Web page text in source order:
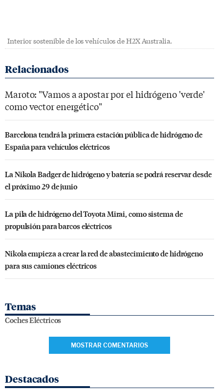
Interior sostenible de los vehículos de H2X Australia.
Maroto: "Vamos a apostar por el hidrógeno 'verde'
como vector energético"
Barcelona tendrá la primera estación pública de hidrógeno de
España para vehículos eléctricos
La Nikola Badger de hidrógeno y batería se podrá reservar desde
el próximo 29 de junio
La pila de hidrógeno del Toyota Mirai, como sistema de
propulsión para barcos eléctricos
Nikola empieza a crear la red de abastecimiento de hidrógeno
para sus camiones eléctricos
Temas
Coches Eléctricos
MOSTRAR COMENTARIOS
Destacados